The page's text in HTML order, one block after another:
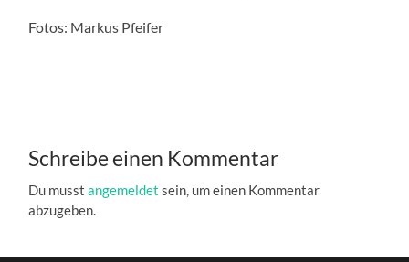
Fotos: Markus Pfeifer
Schreibe einen Kommentar
Du musstangemeldet sein, um einen Kommentar
abzugeben.